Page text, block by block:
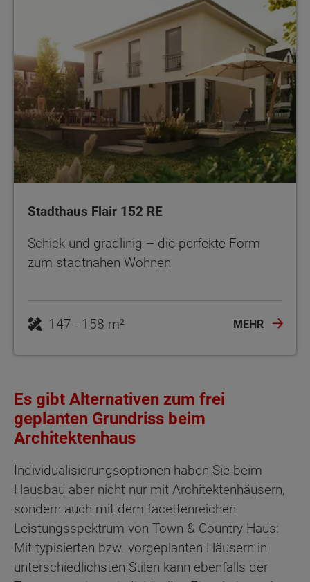
Stadthaus Flair 152 RE
Schick und gradlinig – die perfekte Form
zum stadtnahen Wohnen
MEHR
Es gibt Alternativen zum frei
geplanten Grundriss beim
Architektenhaus
Individualisierungsoptionen haben Sie beim
Hausbau aber nicht nur mit Architektenhäusern,
sondern auch mit dem facettenreichen
Leistungsspektrum von Town & Country Haus:
Mit typisierten bzw. vorgeplanten Häusern in
unterschiedlichsten Stilen kann ebenfalls der